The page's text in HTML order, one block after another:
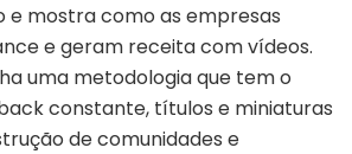
e mostra como as empresas
e geram receita com vídeos.
uma metodologia que tem o
constante, títulos e miniaturas
de comunidades e